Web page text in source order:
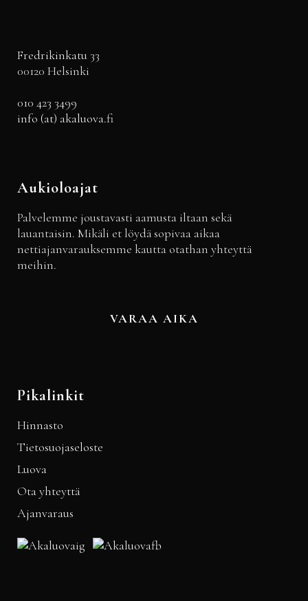
Fredrikinkatu 33
00120 Helsinki
010 423 3499
info (at) akaluova.fi
Aukioloajat
Palvelemme joustavasti aamusta iltaan sekä
lauantaisin. Mikäli et löydä sopivaa aikaa
nettiajanvarauksemme kautta otathan yhteyttä
meihin.
VARAA AIKA
Pikalinkit
Hinnasto
Tietosuojaseloste
Luova
Ota yhteyttä
Ajanvaraus